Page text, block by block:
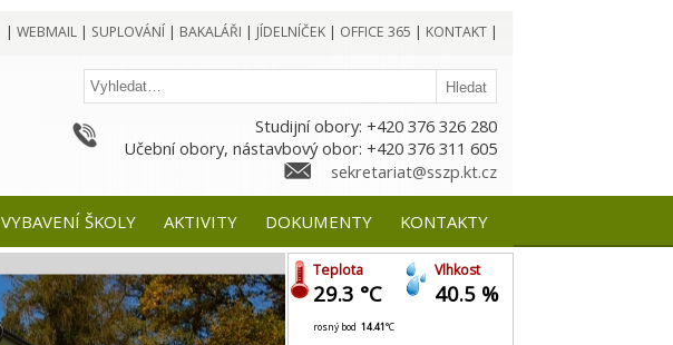
| WEBMAIL| SUPLOVÁNÍ | BAKALÁŘI | JÍDELNÍČEK| OFFICE 365 | KONTAKT|
Studijní obory: +420 376 326 280
Učební obory, nástavbový obor: +420 376 311 605
sekretariat@sszp.kt.cz
VYBAVENÍ ŠKOLY AKTIVITY DOKUMENTY KONTAKTY
Teplota
29.3 °C
rosný bod 14.41°C
Vlhkost
40.5 %